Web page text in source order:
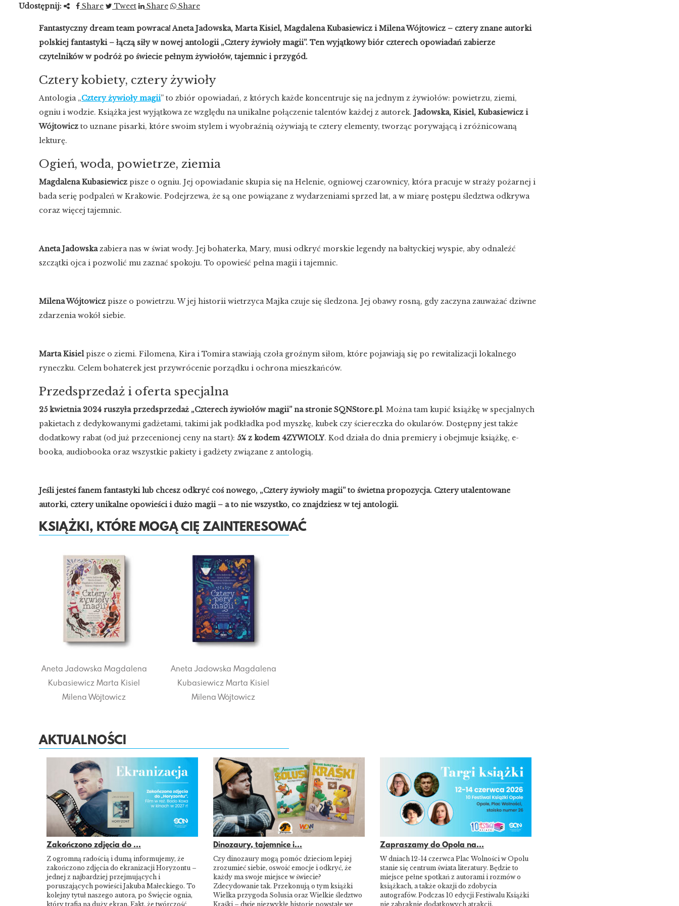
Udostępnij: Share Tweet Share Share
Fantastyczny dream team powraca! Aneta Jadowska, Marta Kisiel, Magdalena Kubasiewicz i Milena Wójtowicz – cztery znane autorki
polskiej fantastyki – łączą siły w nowej antologii „Cztery żywioły magii”. Ten wyjątkowy biór czterech opowiadań zabierze
czytelników w podróż po świecie pełnym żywiołów, tajemnic i przygód.
Cztery kobiety, cztery żywioły
Antologia „Cztery żywioły magii” to zbiór opowiadań, z których każde koncentruje się na jednym z żywiołów: powietrzu, ziemi,
ogniu i wodzie. Książka jest wyjątkowa ze względu na unikalne połączenie talentów każdej z autorek. Jadowska, Kisiel, Kubasiewicz i
Wójtowicz to uznane pisarki, które swoim stylem i wyobraźnią ożywiają te cztery elementy, tworząc porywającą i zróżnicowaną
lekturę.
Ogień, woda, powietrze, ziemia
Magdalena Kubasiewicz pisze o ogniu. Jej opowiadanie skupia się na Helenie, ogniowej czarownicy, która pracuje w straży pożarnej i
bada serię podpaleń w Krakowie. Podejrzewa, że są one powiązane z wydarzeniami sprzed lat, a w miarę postępu śledztwa odkrywa
coraz więcej tajemnic.
Aneta Jadowskazabiera nas w świat wody. Jej bohaterka, Mary, musi odkryć morskie legendy na bałtyckiej wyspie, aby odnaleźć
szczątki ojca i pozwolić mu zaznać spokoju. To opowieść pełna magii i tajemnic.
Milena Wójtowicz pisze o powietrzu. W jej historii wietrzyca Majka czuje się śledzona. Jej obawy rosną, gdy zaczyna zauważać dziwne
zdarzenia wokół siebie.
Marta Kisielpisze o ziemi. Filomena, Kira i Tomira stawiają czoła groźnym siłom, które pojawiają się po rewitalizacji lokalnego
ryneczku. Celem bohaterek jest przywrócenie porządku i ochrona mieszkańców.
Przedsprzedaż i oferta specjalna
25 kwietnia 2024 ruszyła przedsprzedaż „Czterech żywiołów magii” na stronie SQNStore.pl. Można tam kupić książkę w specjalnych
pakietach z dedykowanymi gadżetami, takimi jak podkładka pod myszkę, kubek czy ściereczka do okularów. Dostępny jest także
dodatkowy rabat (od już przecenionej ceny na start): 5% z kodem 4ZYWIOLY. Kod działa do dnia premiery i obejmuje książkę, e-
booka, audiobooka oraz wszystkie pakiety i gadżety związane z antologią.
Jeśli jesteś fanem fantastyki lub chcesz odkryć coś nowego, „Cztery żywioły magii” to świetna propozycja. Cztery utalentowane
autorki, cztery unikalne opowieści i dużo magii – a to nie wszystko, co znajdziesz w tej antologii.
KSIĄŻKI, KTÓRE MOGĄ CIĘ ZAINTERESOWAĆ
Aneta Jadowska Magdalena
KubasiewiczMarta Kisiel
Milena Wójtowicz
Aneta Jadowska Magdalena
KubasiewiczMarta Kisiel
Milena Wójtowicz
AKTUALNOŚCI
Zakończono zdjęcia do ...
Z ogromną radością i dumą informujemy, że
zakończono zdjęcia do ekranizacji Horyzontu –
jednej z najbardziej przejmujących i
poruszających powieści Jakuba Małeckiego. To
kolejny tytuł naszego autora, po Święcie ognia,
który trafia na duży ekran. Fakt, że twórczość
Dinozaury, tajemnice i...
Czy dinozaury mogą pomóc dzieciom lepiej
zrozumieć siebie, oswoić emocje i odkryć, że
każdy ma swoje miejsce w świecie?
Zdecydowanie tak. Przekonują o tym książki
Wielka przygoda Solusia oraz Wielkie śledztwo
Kraśki – dwie niezwykłe historie powstałe we
Zapraszamy do Opola na...
W dniach 12-14 czerwca Plac Wolności w Opolu
stanie się centrum świata literatury. Będzie to
miejsce pełne spotkań z autorami i rozmów o
książkach, a także okazji do zdobycia
autografów. Podczas 10 edycji Festiwalu Książki
nie zabraknie dodatkowych atrakcji.